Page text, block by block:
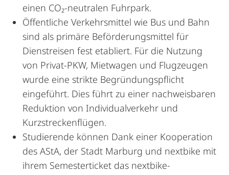
einen CO₂-neutralen Fuhrpark.
Öffentliche Verkehrsmittel wie Bus und Bahn
sind als primäre Beförderungsmittel für
Dienstreisen fest etabliert. Für die Nutzung
von Privat-PKW, Mietwagen und Flugzeugen
wurde eine strikte Begründungspflicht
eingeführt. Dies führt zu einer nachweisbaren
Reduktion von Individualverkehr und
Kurzstreckenflügen.
Studierende können Dank einer Kooperation
des AStA, der Stadt Marburg und nextbike mit
ihrem Semesterticket das nextbike-